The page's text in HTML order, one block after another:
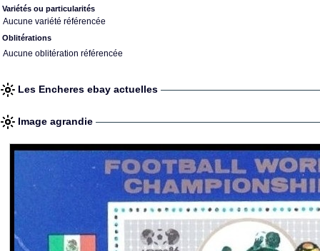
Variétés ou particularités
Aucune variété référencée
Oblitérations
Aucune oblitération référencée
Les Encheres ebay actuelles
Image agrandie